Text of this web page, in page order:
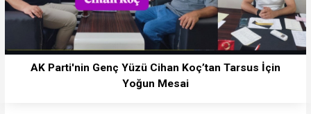
AK Parti'nin Genç Yüzü Cihan Koç’tan Tarsus İçin
Yoğun Mesai